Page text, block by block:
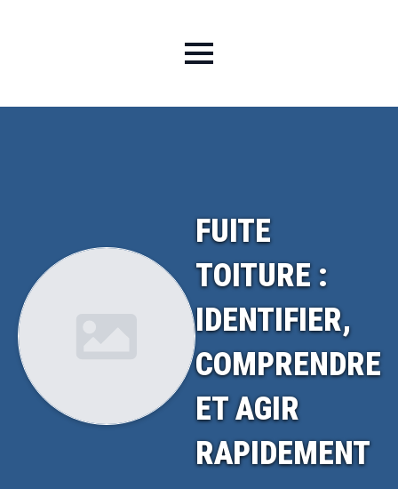
FUITE
TOITURE :
IDENTIFIER,
COMPRENDRE
ET AGIR
RAPIDEMENT